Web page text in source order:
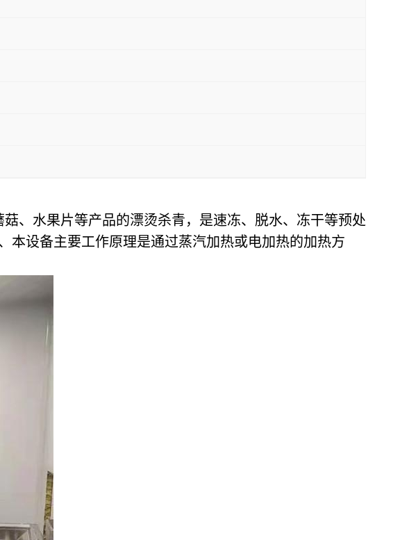
、水果片等产品的漂烫杀青，是速冻、脱水、冻干等预处
本设备主要工作原理是通过蒸汽加热或电加热的加热方